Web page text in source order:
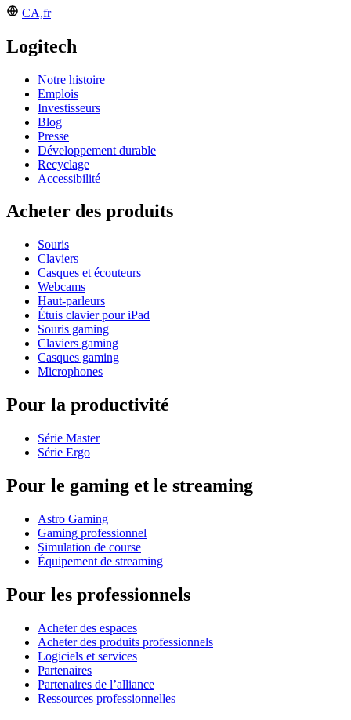
CA,fr
Logitech
Notre histoire
Emplois
Investisseurs
Blog
Presse
Développement durable
Recyclage
Accessibilité
Acheter des produits
Souris
Claviers
Casques et écouteurs
Webcams
Haut-parleurs
Étuis clavier pour iPad
Souris gaming
Claviers gaming
Casques gaming
Microphones
Pour la productivité
Série Master
Série Ergo
Pour le gaming et le streaming
Astro Gaming
Gaming professionnel
Simulation de course
Équipement de streaming
Pour les professionnels
Acheter des espaces
Acheter des produits professionnels
Logiciels et services
Partenaires
Partenaires de l’alliance
Ressources professionnelles